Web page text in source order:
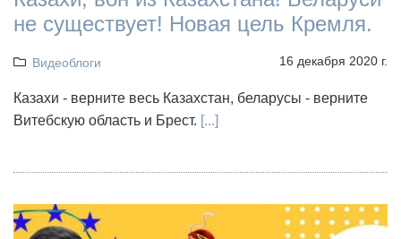
не существует! Новая цель Кремля.
Видеоблоги 16 декабря 2020 г.
Казахи - верните весь Казахстан, беларусы - верните
Витебскую область и Брест. [...]